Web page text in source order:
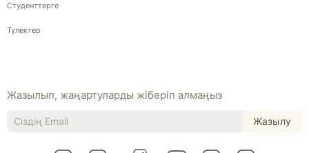
Студенттерге
Түлектер
Жазылып, жаңартуларды жіберіп алмаңыз
Жазылу